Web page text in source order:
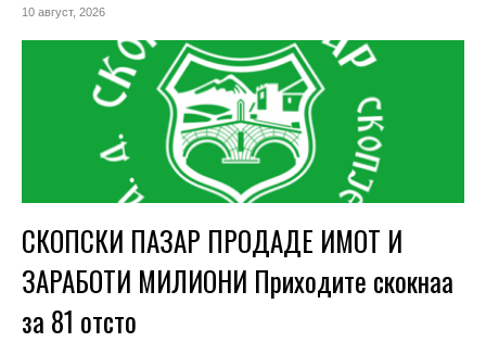
10 август, 2026
СКОПСКИ ПАЗАР ПРОДАДЕ ИМОТ И
ЗАРАБОТИ МИЛИОНИ Приходите скокнаа
за 81 отсто